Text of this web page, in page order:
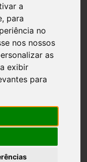
a
, para
no
nos nossos
as
exibir
para